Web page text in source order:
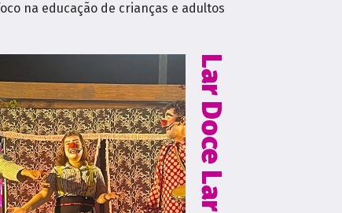
na educação de crianças e adultos
Lar Doce Lar